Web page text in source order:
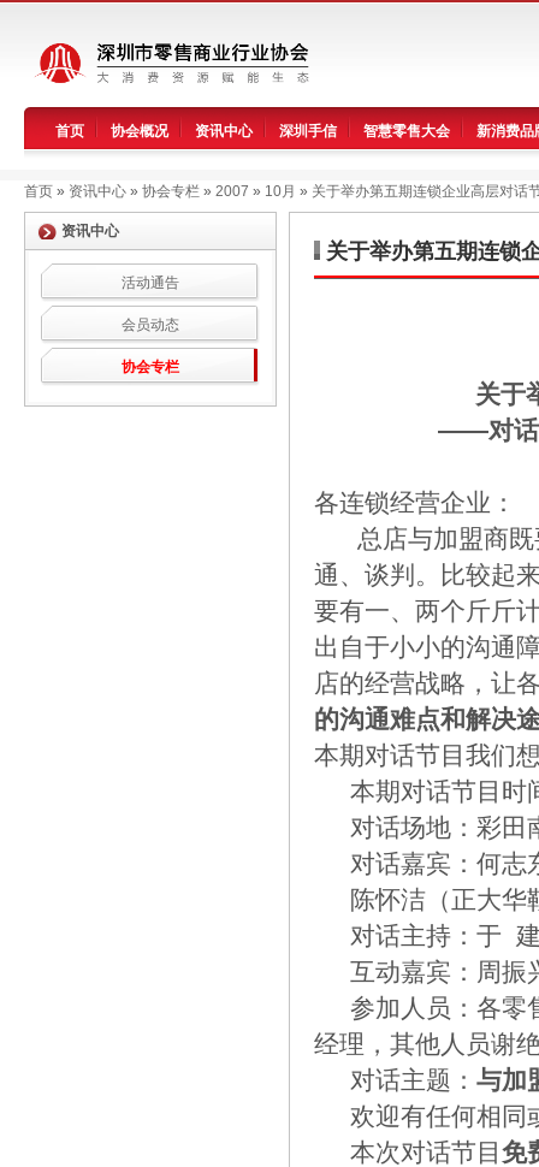
首页 协会概况 资讯中心 深圳手信 智慧零售大会 新消费品
首页 » 资讯中心 » 协会专栏 » 2007 » 10月 » 关于举办第五期连锁企业高层对话
资讯中心
活动通告
会员动态
协会专栏
关于举办第五期连锁
关于
——对话
各连锁经营企业：
总店与加盟商既
通、谈判。比较起
要有一、两个斤斤
出自于小小的沟通
店的经营战略，让
的沟通难点和解决
本期对话节目我们
本期对话节目时
对话场地：彩田
对话嘉宾：何志
陈怀洁（正大华
对话主持：于 建
互动嘉宾：周振
参加人员：各零
经理，其他人员谢
对话主题： 与加
欢迎有任何相同
本次对话节目免